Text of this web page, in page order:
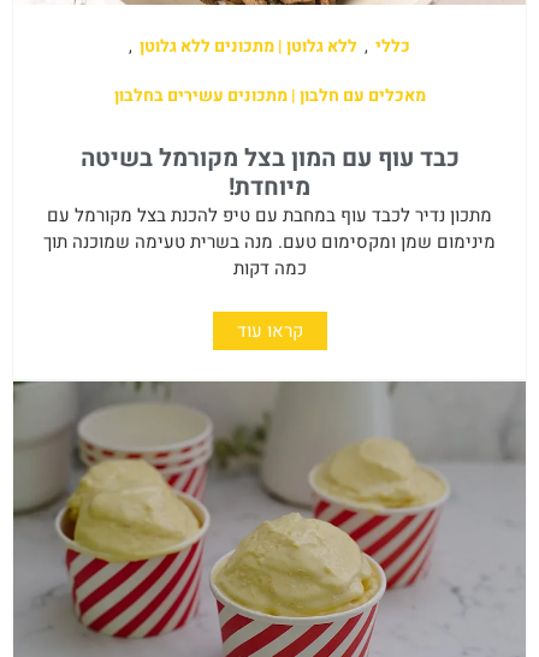
כללי , ללא גלוטן | מתכונים ללא גלוטן ,
מאכלים עם חלבון | מתכונים עשירים בחלבון
כבד עוף עם המון בצל מקורמל בשיטה
מיוחדת!
מתכון נדיר לכבד עוף במחבת עם טיפ להכנת בצל מקורמל עם
מינימום שמן ומקסימום טעם. מנה בשרית טעימה שמוכנה תוך
כמה דקות
קראו עוד